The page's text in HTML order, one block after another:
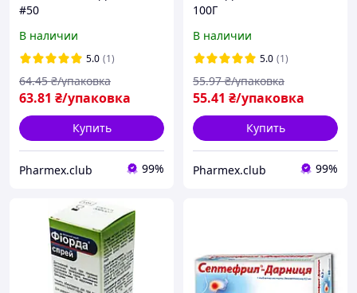
#50
В наличии
5.0 (1)
63.81 ₴/упаковка
64.45 ₴/упаковка
Купить
Pharmex.club 99%
100Г
В наличии
5.0 (1)
55.41 ₴/упаковка
55.97 ₴/упаковка
Купить
Pharmex.club 99%